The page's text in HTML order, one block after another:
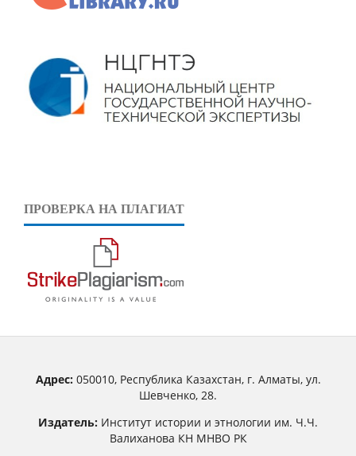
ПРОВЕРКА НА ПЛАГИАТ
Адрес:050010, Республика Казахстан, г. Алматы, ул.
Шевченко, 28.
Издатель: Институт истории и этнологии им. Ч.Ч.
Валиханова КН МНВО РК